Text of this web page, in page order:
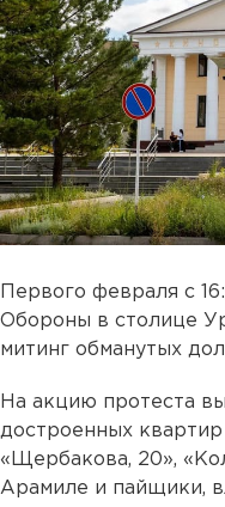
Первого февраля с
Обороны в столице
митинг обманутых
На акцию протеста
достроенных
«Щербакова, 20»,
Арамиле и пайщики,